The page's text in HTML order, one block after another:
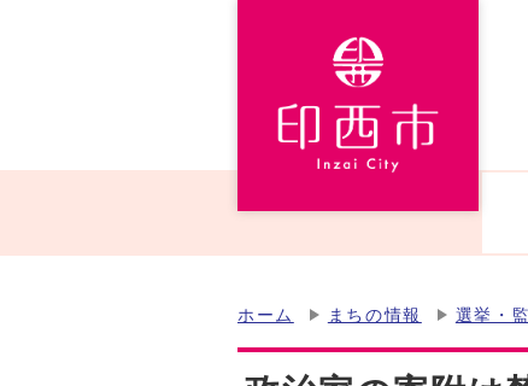
ホーム まちの情報 選挙・